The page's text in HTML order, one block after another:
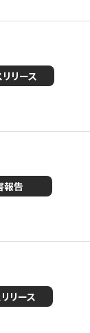
リース
報告
リース